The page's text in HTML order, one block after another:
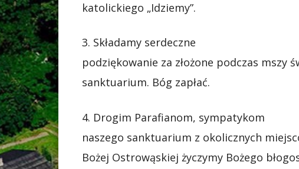
katolickiego „Idziemy”.
3. Składamy serdeczne
podziękowanie za złożone podczas mszy
sanktuarium. Bóg zapłać.
4. Drogim Parafianom, sympatykom
naszego sanktuarium z okolicznych
Bożej Ostrowąskiej życzymy Bożego